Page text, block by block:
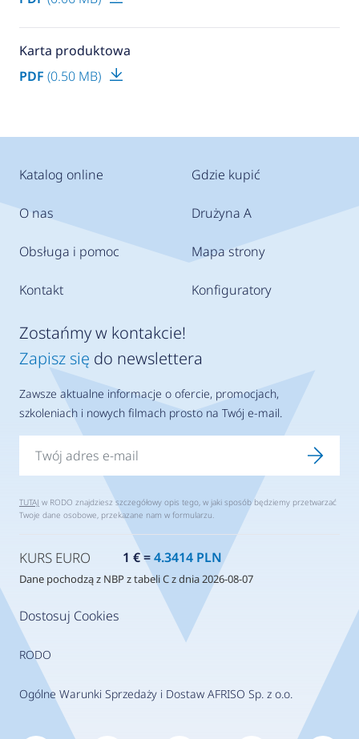
Karta produktowa
PDF (0.50 MB)
Katalog online
O nas
Obsługa i pomoc
Kontakt
Gdzie kupić
Drużyna A
Mapa strony
Konfiguratory
Dostosuj Cookies
RODO
Ogólne Warunki Sprzedaży i Dostaw AFRISO Sp. z o.o.
Zostańmy w kontakcie!
Zapisz się do newslettera
Zawsze aktualne informacje o ofercie, promocjach,
szkoleniach i nowych filmach prosto na Twój e-mail.
TUTAJ w RODO znajdziesz szczegółowy opis tego, w jaki sposób będziemy przetwarzać
Twoje dane osobowe, przekazane nam w formularzu.
KURS EURO 1 € =4.3414 PLN
Dane pochodzą z NBP z tabeli C z dnia 2026-08-07